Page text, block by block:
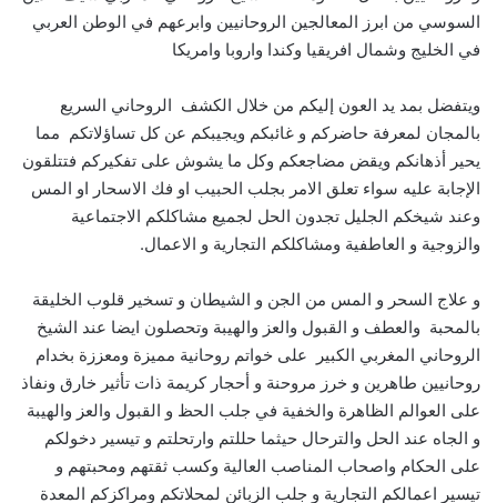
السوسي من ابرز المعالجين الروحانيين وابرعهم في الوطن العربي
في الخليج وشمال افريقيا وكندا واروبا وامريكا
ويتفضل بمد يد العون إليكم من خلال الكشف الروحاني السريع
بالمجان لمعرفة حاضركم و غائبكم ويجيبكم عن كل تساؤلاتكم مما
يحير أذهانكم ويقض مضاجعكم وكل ما يشوش على تفكيركم فتتلقون
الإجابة عليه سواء تعلق الامر بجلب الحبيب او فك الاسحار او المس
وعند شيخكم الجليل تجدون الحل لجميع مشاكلكم الاجتماعية
والزوجية و العاطفية ومشاكلكم التجارية و الاعمال.
و علاج السحر و المس من الجن و الشيطان و تسخير قلوب الخليقة
بالمحبة والعطف و القبول والعز والهيبة وتحصلون ايضا عند الشيخ
الروحاني المغربي الكبير على خواتم روحانية مميزة ومعززة بخدام
روحانيين طاهرين و خرز مروحنة و أحجار كريمة ذات تأثير خارق ونفاذ
على العوالم الظاهرة والخفية في جلب الحظ و القبول والعز والهيبة
و الجاه عند الحل والترحال حيثما حللتم وارتحلتم و تيسير دخولكم
على الحكام واصحاب المناصب العالية وكسب ثقتهم ومحبتهم و
تيسير اعمالكم التجارية و جلب الزبائن لمحلاتكم ومراكزكم المعدة